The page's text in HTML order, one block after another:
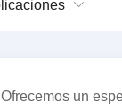
un